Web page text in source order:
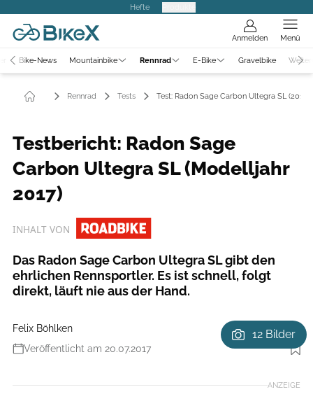
Hefte
Anmelden Menü
Bike-News Mountainbike Rennrad E-Bike Gravelbike
Rennrad Tests Test: Radon Sage Carbon Ultegra SL (2017)
Testbericht: Radon Sage
Carbon Ultegra SL (Modelljahr
2017)
INHALT VON
Das Radon Sage Carbon Ultegra SL gibt den
ehrlichen Rennsportler. Es ist schnell, folgt
direkt, läuft nie aus der Hand.
Felix Böhlken
Veröffentlicht am 20.07.2017
Foto: Björn Hänssler
12 Bilder
ANZEIGE